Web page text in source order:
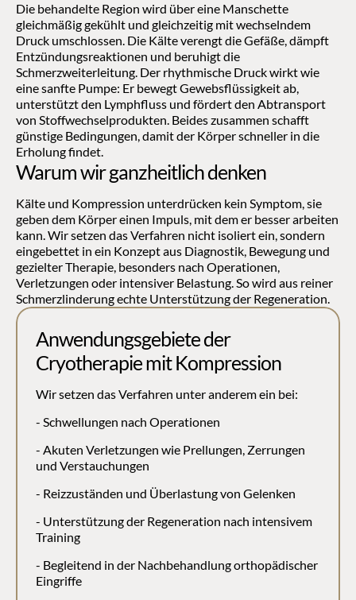
Die behandelte Region wird über eine Manschette
gleichmäßig gekühlt und gleichzeitig mit wechselndem
Druck umschlossen. Die Kälte verengt die Gefäße, dämpft
Entzündungsreaktionen und beruhigt die
Schmerzweiterleitung. Der rhythmische Druck wirkt wie
eine sanfte Pumpe: Er bewegt Gewebsflüssigkeit ab,
unterstützt den Lymphfluss und fördert den Abtransport
von Stoffwechselprodukten. Beides zusammen schafft
günstige Bedingungen, damit der Körper schneller in die
Erholung findet.
Warum wir ganzheitlich denken
Kälte und Kompression unterdrücken kein Symptom, sie
geben dem Körper einen Impuls, mit dem er besser arbeiten
kann. Wir setzen das Verfahren nicht isoliert ein, sondern
eingebettet in ein Konzept aus Diagnostik, Bewegung und
gezielter Therapie, besonders nach Operationen,
Verletzungen oder intensiver Belastung. So wird aus reiner
Schmerzlinderung echte Unterstützung der Regeneration.
Anwendungsgebiete der
Cryotherapie mit Kompression
Wir setzen das Verfahren unter anderem ein bei:
- Schwellungen nach Operationen
- Akuten Verletzungen wie Prellungen, Zerrungen
und Verstauchungen
- Reizzuständen und Überlastung von Gelenken
- Unterstützung der Regeneration nach intensivem
Training
- Begleitend in der Nachbehandlung orthopädischer
Eingriffe